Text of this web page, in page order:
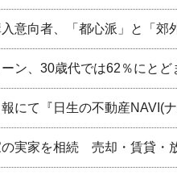
意向者、「都心派」と「郊
ン、30歳代では62％にとど
にて『日生の不動産NAVI(
の実家を相続 売却・賃貸・